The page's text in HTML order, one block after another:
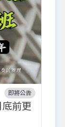
即將公告
前更